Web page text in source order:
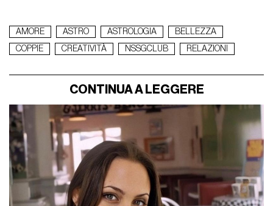
AMORE ASTRO ASTROLOGIA
BELLEZZA
COPPIE
CREATIVITÀ NSSGCLUB RELAZIONI
CONTINUA A LEGGERE